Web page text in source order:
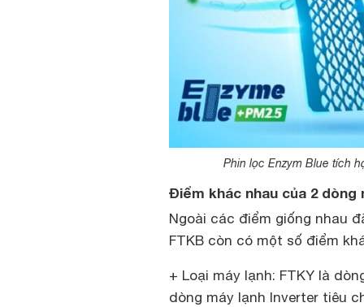
Phin lọc Enzym Blue tích
Điểm khác nhau của 2 dòng
Ngoài các điểm giống nhau
FTKB còn có một số điểm
+ Loại máy lạnh: FTKY là
dòng máy lạnh Inverter tiêu